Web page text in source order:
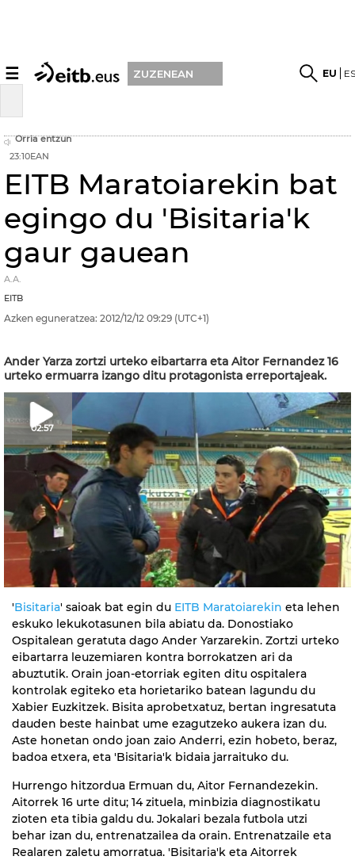
☰ ZUZENEAN EU
Orria entzun
23:10EAN
EITB Maratoiarekin bat
egingo du 'Bisitaria'k
gaur gauean
A.A.
EITB
Azken eguneratzea: 2012/12/12 09:29 (UTC+1)
Ander Yarza zortzi urteko eibartarra eta Aitor Fernandez 16
urteko ermuarra izango ditu protagonista erreportajeak.
02:57
'Bisitaria' saioak bat egin du EITB Maratoiarekin eta lehen
eskuko lekukotasunen bila abiatu da. Donostiako
Ospitalean geratuta dago Ander Yarzarekin. Zortzi urteko
eibartarra leuzemiaren kontra borrokatzen ari da
abuztutik. Orain joan-etorriak egiten ditu ospitalera
kontrolak egiteko eta horietariko batean lagundu du
Xabier Euzkitzek. Bisita aprobetxatuz, bertan ingresatuta
dauden beste hainbat ume ezagutzeko aukera izan du.
Aste honetan ondo joan zaio Anderri, ezin hobeto, beraz,
badoa etxera, eta 'Bisitaria'k bidaia jarraituko du.
Hurrengo hitzordua Ermuan du, Aitor Fernandezekin.
Aitorrek 16 urte ditu; 14 zituela, minbizia diagnostikatu
zioten eta tibia galdu du. Jokalari bezala futbola utzi
behar izan du, entrenatzailea da orain. Entrenatzaile eta
Realaren zaletu amorratua. 'Bisitaria'k eta Aitorrek